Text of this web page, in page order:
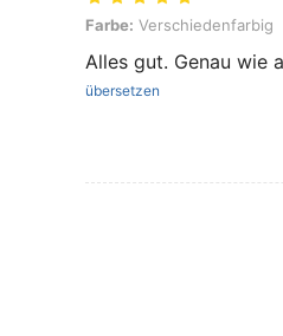
Farbe: Verschiedenfarbig,
Farbe: Verschiedenfarbig
Alles gut. Genau wie
übersetzen